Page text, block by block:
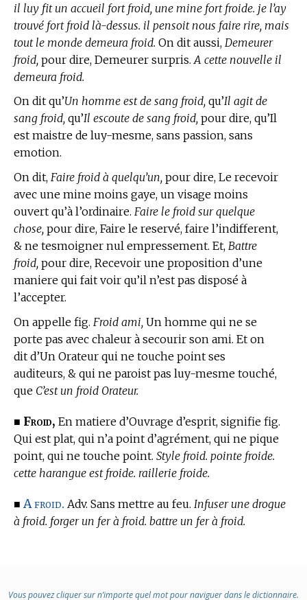
il luy fit un accueil fort froid, une mine fort froide. je l’ay
trouvé fort froid là-dessus. il pensoit nous faire rire, mais
tout le monde demeura froid. On dit aussi, Demeurer
froid, pour dire, Demeurer surpris. A cette nouvelle il
demeura froid.
On dit qu’Un homme est de sang froid, qu’Il agit de
sang froid, qu’Il escoute de sang froid, pour dire, qu’Il
est maistre de luy-mesme, sans passion, sans
emotion.
On dit, Faire froid à quelqu’un, pour dire, Le recevoir
avec une mine moins gaye, un visage moins
ouvert qu’à l’ordinaire. Faire le froid sur quelque
chose, pour dire, Faire le reservé, faire l’indifferent,
& ne tesmoigner nul empressement. Et, Battre
froid, pour dire, Recevoir une proposition d’une
maniere qui fait voir qu’il n’est pas disposé à
l’accepter.
On appelle fig. Froid ami, Un homme qui ne se
porte pas avec chaleur à secourir son ami. Et on
dit d’Un Orateur qui ne touche point ses
auditeurs, & qui ne paroist pas luy-mesme touché,
que C’est un froid Orateur.
■ Froid, En matiere d’Ouvrage d’esprit, signifie fig.
Qui est plat, qui n’a point d’agrément, qui ne pique
point, qui ne touche point. Style froid. pointe froide.
cette harangue est froide. raillerie froide.
■ A froid. Adv. Sans mettre au feu. Infuser une drogue
à froid. forger un fer à froid. battre un fer à froid.
Vous pouvez cliquer sur n’importe quel mot pour naviguer dans le dictionnaire.